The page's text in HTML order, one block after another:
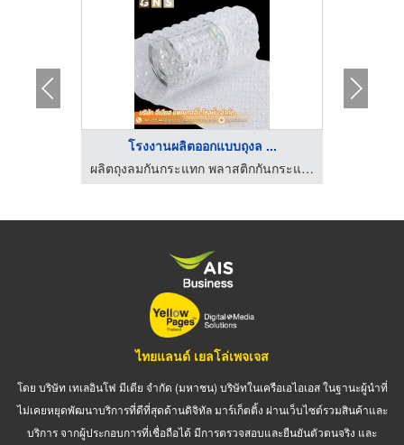
โรงงานผลิตออกแบบถุงล ...
ผลิตถุงลมกันกระแทก พลาสติกกันกระแทกแบบเป่าลม Air Bubble
ไทยแลนด์ เยลโล่เพจเจส
โดย บริษัท เทเลอินโฟ มีเดีย จำกัด (มหาชน) บริษัทในเครือเอไอเอส ในฐานะผู้นำที่
ไม่เคยหยุดพัฒนาบริการที่ดีที่สุดด้านดิจิทัล มาร์เก็ตติ้ง ผ่านเว็บไซต์รวมสินค้าและ
บริการ จากผู้ประกอบการที่เชื่อถือได้ มีการตรวจสอบและยืนยันตัวตนจริง และ